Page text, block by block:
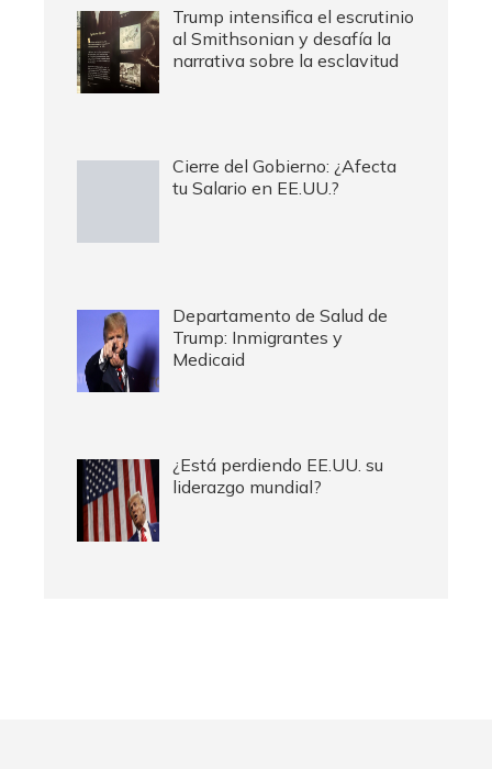
Trump intensifica el escrutinio
al Smithsonian y desafía la
narrativa sobre la esclavitud
Cierre del Gobierno: ¿Afecta
tu Salario en EE.UU.?
Departamento de Salud de
Trump: Inmigrantes y
Medicaid
¿Está perdiendo EE.UU. su
liderazgo mundial?